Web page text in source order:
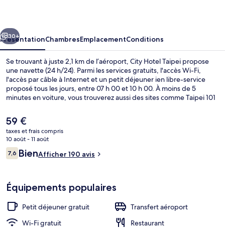
Suivant
30+
PrésentationChambresEmplacementConditions
Se trouvant à juste 2,1 km de l’aéroport, City Hotel Taipei propose
une navette (24 h/24). Parmi les services gratuits, l'accès Wi-Fi,
l'accès par câble à Internet et un petit déjeuner ien libre-service
proposé tous les jours, entre 07 h 00 et 10 h 00. À moins de 5
minutes en voiture, vous trouverez aussi des sites comme Taipei 101
séduits par le personnel attentionné. Les transports publics se
situent à une courte distance à pied : Station de métro Nanjing
Fuxing est à 4 min et Station Zhongshan, à 11 min.
Le
prix
actuel
est
de
59 €
taxes et frais compris
10 août - 11 août
Avis
voyageurs
7,67,6 sur 10
BienAfficher 190 avis
Équipements populaires
Petit déjeuner gratuit
Transfert aéroport
Wi-Fi gratuit
Restaurant